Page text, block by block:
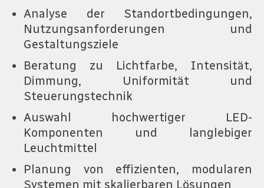
Analyse der Standortbedingungen,
Nutzungsanforderungen und
Gestaltungsziele
Beratung zu Lichtfarbe, Intensität,
Dimmung, Uniformität und
Steuerungstechnik
Auswahl hochwertiger LED-
Komponenten und langlebiger
Leuchtmittel
Planung von effizienten, modularen
Systemen mit skalierbaren Lösungen